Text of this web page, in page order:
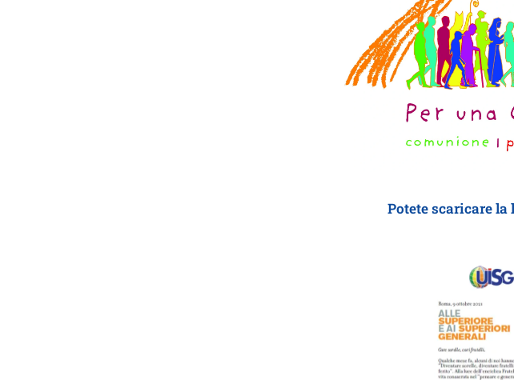
Potete scaricare